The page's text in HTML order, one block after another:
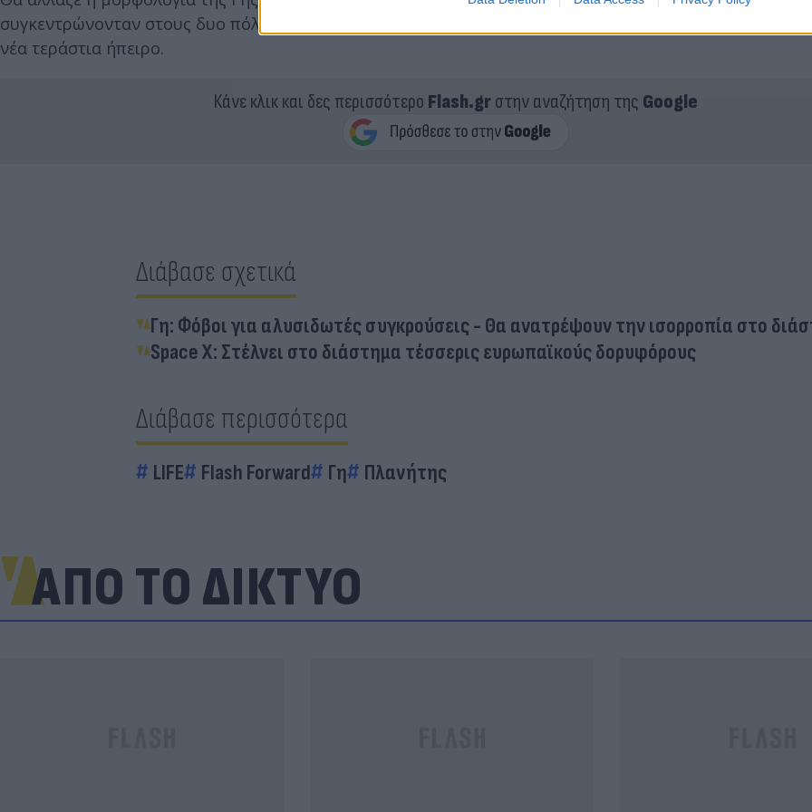
συγκεντρώνονταν στους δυο πόλους. Έτσι θα είχαμε Ένας Βόρειο Ωκεανό και έναν Νότιο Ωκεανό και
νέα τεράστια ήπειρο.
Κάνε κλικ και δες περισσότερο Flash.grστην αναζήτηση της Google
Διάβασε σχετικά
Γη: Φόβοι για αλυσιδωτές συγκρούσεις - Θα ανατρέψουν την ισορροπία στο
Space X: Στέλνει στο διάστημα τέσσερις ευρωπαϊκούς δορυφόρους
Διάβασε περισσότερα
LIFE Flash Forward Γη Πλανήτης
ΑΠΟ ΤΟ ΔΙΚΤΥΟ